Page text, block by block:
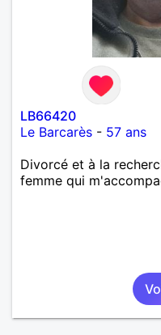
LB66420
Le Barcarès - 57 ans
Divorcé et à la
femme qui